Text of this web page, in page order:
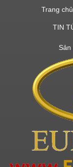
Trang chủ
TIN
Sản